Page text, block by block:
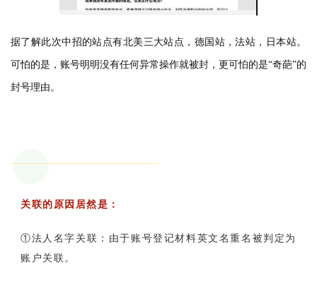
据了解此次中招的站点有北美三大站点，德国站，法站，日本站。
可怕的是，账号明明没有任何异常操作就被封，更可怕的是“奇葩”的
封号理由。
关联的原因居然是：
①法人名字关联：由于账号登记材料英文名重名被判定为
账户关联。